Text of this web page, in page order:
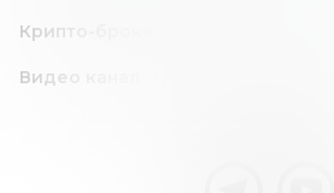
Крипто-брокеры
Видео канал